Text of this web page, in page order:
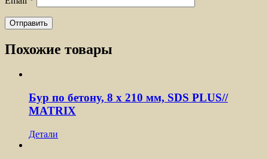
Похожие товары
Бур по бетону, 8 x 210 мм, SDS PLUS//
MATRIX
Детали